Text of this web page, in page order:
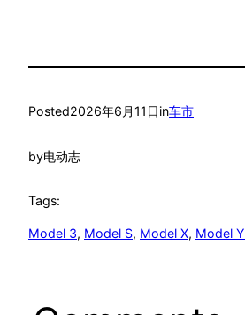
Posted2026年6月11日in车市
by电动志
Tags:
Model 3, Model S, Model X, Model Y